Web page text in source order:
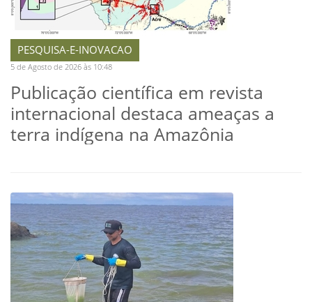
PESQUISA-E-INOVACAO
5 de Agosto de 2026 às 10:48
Publicação científica em revista
internacional destaca ameaças a
terra indígena na Amazônia